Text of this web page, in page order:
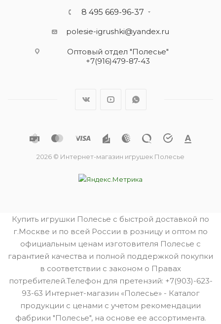
8 495 669-96-37
polesie-igrushki@yandex.ru
Оптовый отдел "Полесье"
+7(916)479-87-43
2026 © Интернет-магазин игрушек Полесье
Купить игрушки Полесье с быстрой доставкой по
г.Москве и по всей России в розницу и оптом по
официальным ценам изготовителя Полесье с
гарантией качества и полной поддержкой покупки
в соответствии с законом о Правах
потребителей.Телефон для претензий: +7(903)-623-
93-63 Интернет-магазин «Полесье» - Каталог
продукции с ценами с учетом рекомендации
фабрики "Полесье", на основе ее ассортимента.